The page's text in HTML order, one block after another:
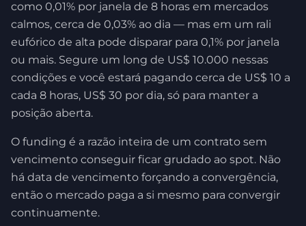
como 0,01% por janela de 8 horas em mercados
calmos, cerca de 0,03% ao dia — mas em um rali
eufórico de alta pode disparar para 0,1% por janela
ou mais. Segure um long de US$ 10.000 nessas
condições e você estará pagando cerca de US$ 10 a
cada 8 horas, US$ 30 por dia, só para manter a
posição aberta.
O funding é a razão inteira de um contrato sem
vencimento conseguir ficar grudado ao spot. Não
há data de vencimento forçando a convergência,
então o mercado paga a si mesmo para convergir
continuamente.